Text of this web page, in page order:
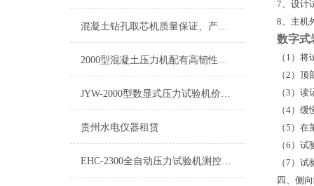
混凝土钻孔取芯机质量保证、产品报价
2000型混凝土压力机配有高韧性防护网，试验过程更加安全可靠
JYW-2000型数显式压力试验机价格、型号、图、厂家
贵州水电仪器租赁
EHC-2300全自动压力试验机测控系统说用说明书
7、设计
8、主机
数字式
（1） 将
（2） 顶
（3） 读
（4） 缓
（5） 在
（6） 试
（7） 试
四、侧